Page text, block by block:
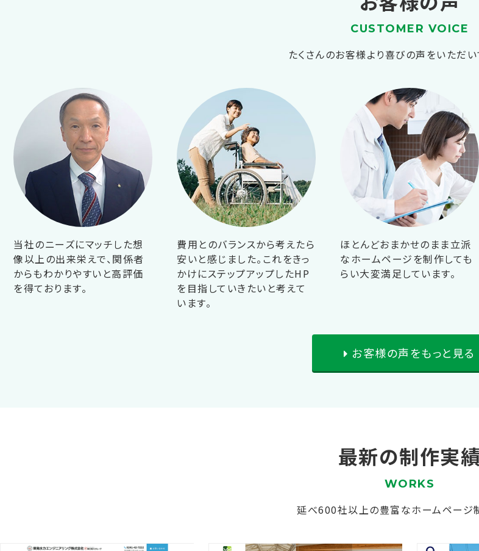
CUSTOMER VOICE
たくさんのお客様より喜びの声をいただい
当社のニーズにマッチした想
像以上の出来栄えで、関係者
からもわかりやすいと高評価
を得ております。
費用とのバランスから考えたら
安いと感じました。これをきっ
かけにステップアップしたHP
を目指していきたいと考えて
います。
ほとんどおまかせのまま立派
なホームページを制作しても
らい大変満足しています。
お客様の声をもっと見る
最新の制作実
WORKS
延べ600社以上の豊富なホームページ